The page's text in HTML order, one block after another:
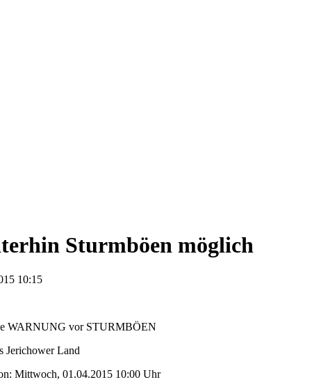
Sturmböen möglich
10:15
WARNUNG vor STURMBÖEN
Jerichower Land
Mittwoch, 01.04.2015 10:00 Uhr